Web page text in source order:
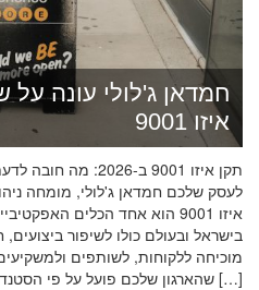
חמדאן ג'לולי עונה על
איזו 9001
תקן איזו 9001 ב-
לעסק שלכם חמדאן ג'לולי, מומחה
איזו 9001 הוא אחד הכלים
בישראל ובעולם כולו לשיפור
שהארגון שלכם פועל על פי הסטנדרטים […]